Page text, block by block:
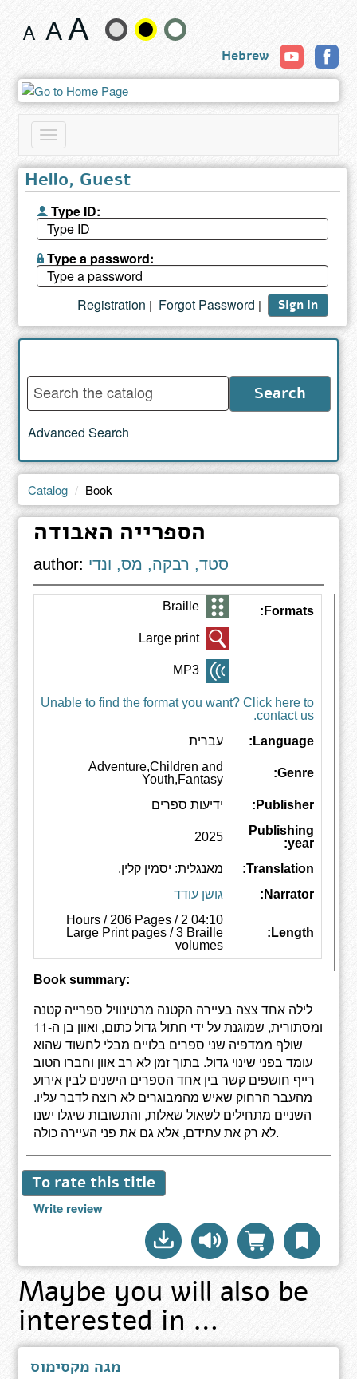
Change
size
and
color
Hebrew
Toggle
navigation
Hello, Guest
Type ID:
Type a password:
Sign In
|
Forgot Password
|
Registration
Enter
words
to
search
catalog
Search
Advanced Search
Catalog Book
הספרייה האבודה
author: סטד, רבקה, מס, ונדי
Formats:
Large print
Unable to find the format you want? Click here to
contact us.
Language:
עברית
Genre:
Adventure,Children and
Youth,Fantasy
Publisher:
ידיעות ספרים
Publishing
year:
2025
Translation:
מאנגלית: יסמין קלין.
Narrator:
גושן עודד
Length:
04:10 Hours / 206 Pages / 2
Large Print pages / 3 Braille
volumes
Book summary:
לילה אחד צצה בעיירה הקטנה מרטינוויל ספרייה קטנה
ומסתורית, שמוגנת על ידי חתול גדול כתום, ואוון בן ה-11
שולף ממדפיה שני ספרים בלויים מבלי לחשוד שהוא
עומד בפני שינוי גדול. בתוך זמן לא רב אוון וחברו הטוב
רייף חושפים קשר בין אחד הספרים הישנים לבין אירוע
מהעבר הרחוק שאיש מהמבוגרים לא רוצה לדבר עליו.
השניים מתחילים לשאול שאלות, והתשובות שיגלו ישנו
לא רק את עתידם, אלא גם את פני העיירה כולה.
To rate this title
Write review
Maybe you will also be
interested in …
מגה מקסימוס